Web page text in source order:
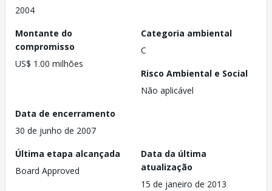
2004
Montante do
compromisso
US$ 1.00 milhões
Categoria ambiental
C
Risco Ambiental e Social
Não aplicável
Data de encerramento
30 de junho de 2007
Última etapa alcançada
Board Approved
Data da última
atualização
15 de janeiro de 2013